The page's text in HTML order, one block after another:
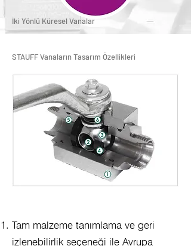
İki Yönlü Küresel Vanalar
STAUFF Vanaların Tasarım Özellikleri
Tam malzeme tanımlama ve geri
izlenebilirlik seçeneği ile Avrupa